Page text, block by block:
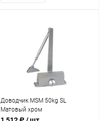
Доводчик MSM 50kg SL
Матовый хром